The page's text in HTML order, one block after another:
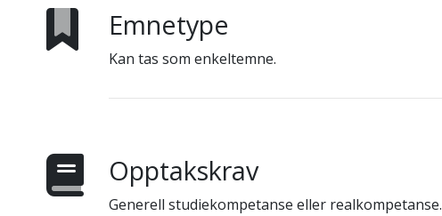
Emnetype
Kan tas som enkeltemne.
Opptakskrav
Generell studiekompetanse eller realkompetanse.